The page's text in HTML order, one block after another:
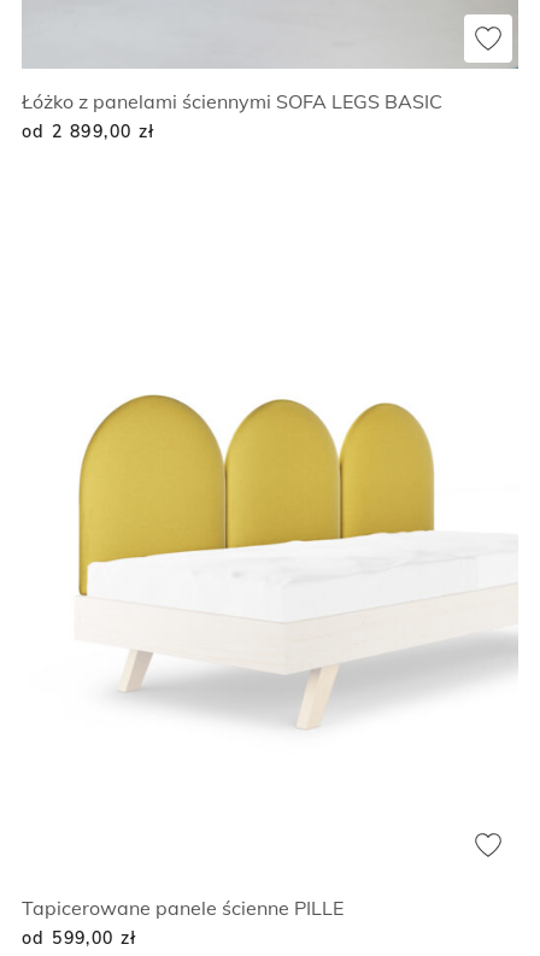
Łóżko z panelami ściennymi SOFA LEGS BASIC
od 2 899,00 zł
Tapicerowane panele ścienne PILLE
od 599,00zł